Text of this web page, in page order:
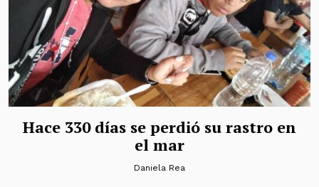
Hace 330 días se perdió su rastro en
el mar
Daniela Rea